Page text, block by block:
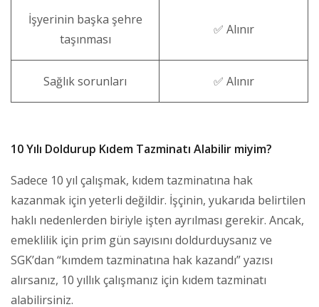
İşyerinin başka şehre
taşınması
✅ Alınır
Sağlık sorunları ✅ Alınır
10 Yılı Doldurup Kıdem Tazminatı Alabilir miyim?
Sadece 10 yıl çalışmak, kıdem tazminatına hak
kazanmak için yeterli değildir. İşçinin, yukarıda belirtilen
haklı nedenlerden biriyle işten ayrılması gerekir. Ancak,
emeklilik için prim gün sayısını doldurduysanız ve
SGK’dan “kımdem tazminatına hak kazandı” yazısı
alırsanız, 10 yıllık çalışmanız için kıdem tazminatı
alabilirsiniz.